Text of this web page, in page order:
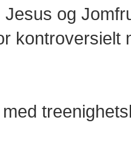
og
kontroversielt
med